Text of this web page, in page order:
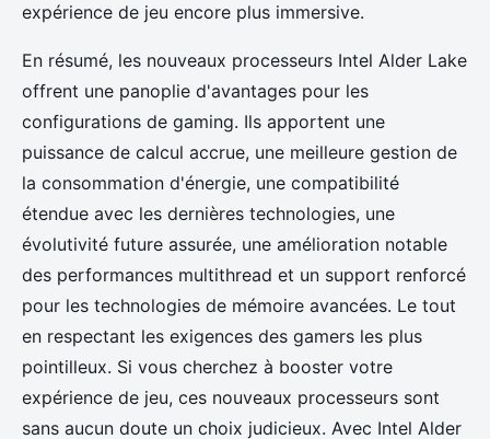
expérience de jeu encore plus immersive.
En résumé, les nouveaux processeurs Intel Alder Lake
offrent une panoplie d'avantages pour les
configurations de gaming. Ils apportent une
puissance de calcul accrue, une meilleure gestion de
la consommation d'énergie, une compatibilité
étendue avec les dernières technologies, une
évolutivité future assurée, une amélioration notable
des performances multithread et un support renforcé
pour les technologies de mémoire avancées. Le tout
en respectant les exigences des gamers les plus
pointilleux. Si vous cherchez à booster votre
expérience de jeu, ces nouveaux processeurs sont
sans aucun doute un choix judicieux. Avec Intel Alder